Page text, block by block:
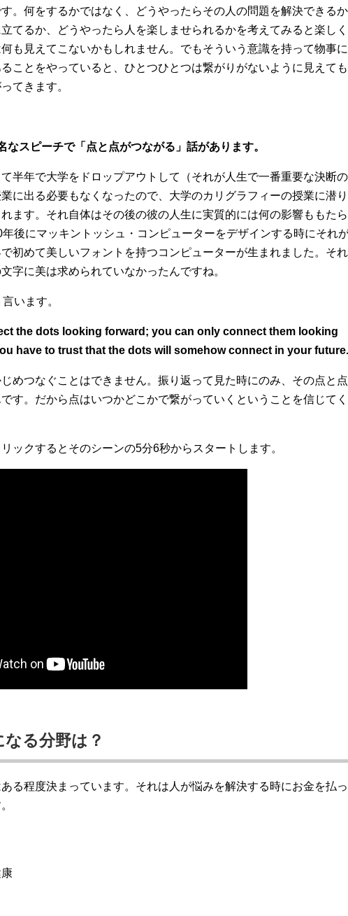
。何をするかではなく、どうやったらその人の問題を解決できるか
てるか、どうやったら人を楽しませられるかを考えてみると楽し
も見えてこないかもしれません。でもそういう意識を持って物事に
ことをやっていると、ひとつひとつは繋がりがないように見えて
てきます。
スピーチで「点と点がつながる」話があります。
半年で大学をドロップアウトして（それが人生で一番重要な決断
に出る必要もなくなったので、大学のカリグラフィーの授業に潜
ます。それ自体はその後の彼の人生に実質的には何の影響ももた
後にマッキントッシュ・コンピューターをデザインする時にそれ
初めて美しいフォントを持つコンピューターが生まれました。そ
字に美は求められていなかったんですね。
います。
the dots looking forward; you can only connect them looking
have to trust that the dots will somehow connect in your
じめつなぐことはできません。振り返って見た時にのみ、その点と
す。だから点はいつかどこかで繋がっていくということを信じて
ックするとそのシーンの5分6秒からスタートします。
なる分野は？
る程度決まっています。それは人が悩みを解決する時にお金を払